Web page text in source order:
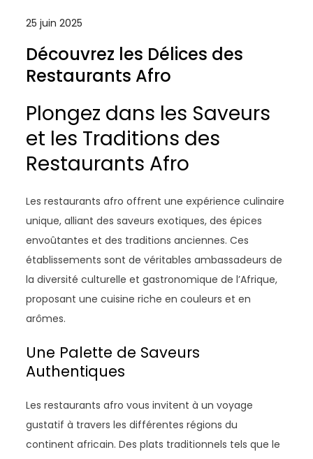
25 juin 2025
Découvrez les Délices des
Restaurants Afro
Plongez dans les Saveurs
et les Traditions des
Restaurants Afro
Les restaurants afro offrent une expérience culinaire
unique, alliant des saveurs exotiques, des épices
envoûtantes et des traditions anciennes. Ces
établissements sont de véritables ambassadeurs de
la diversité culturelle et gastronomique de l’Afrique,
proposant une cuisine riche en couleurs et en
arômes.
Une Palette de Saveurs
Authentiques
Les restaurants afro vous invitent à un voyage
gustatif à travers les différentes régions du
continent africain. Des plats traditionnels tels que le